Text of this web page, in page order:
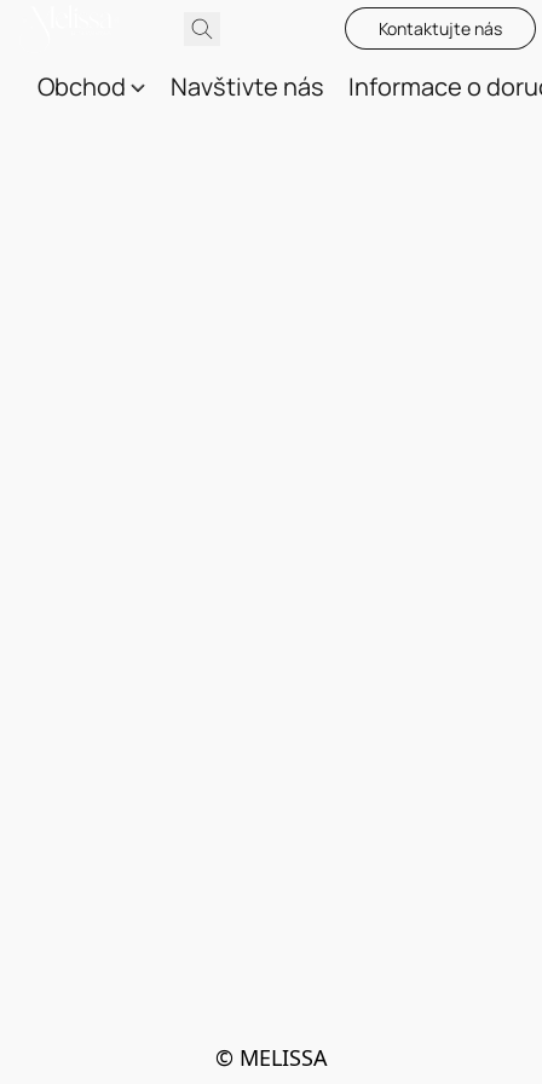
Kontaktujte nás
Obchod Navštivte nás Informace o
© MELISSA